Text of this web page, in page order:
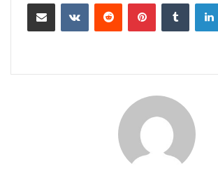
لينكدإن بينتيريست مشاركة عبر البريد